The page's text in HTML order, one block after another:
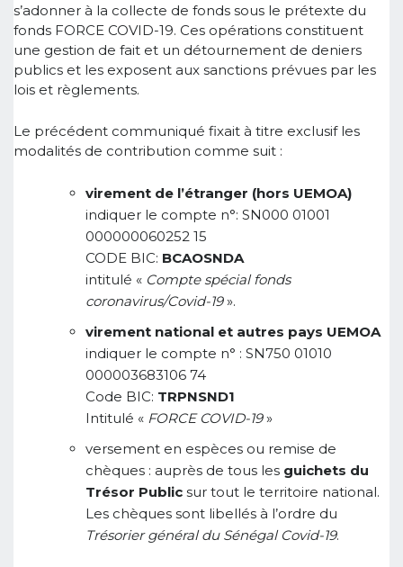
s’adonner à la collecte de fonds sous le prétexte du
fonds FORCE COVID-19. Ces opérations constituent
une gestion de fait et un détournement de deniers
publics et les exposent aux sanctions prévues par les
lois et règlements.
Le précédent communiqué fixait à titre exclusif les
modalités de contribution comme suit :
virement de l’étranger (hors UEMOA)
indiquer le compte n°: SN000 01001
000000060252 15
CODE BIC: BCAOSNDA
intitulé « Compte spécial fonds
coronavirus/Covid-19».
virement national et autres pays UEMOA
indiquer le compte n° : SN750 01010
000003683106 74
Code BIC: TRPNSND1
Intitulé « FORCE COVID-19»
versement en espèces ou remise de
chèques : auprès de tous les guichets du
Trésor Public sur tout le territoire national.
Les chèques sont libellés à l’ordre du
Trésorier général du Sénégal Covid-19.